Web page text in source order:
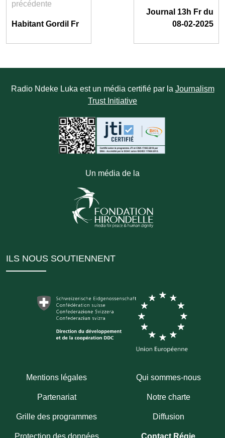
précédente
Habitant Gordil Fr
Journal 13h Fr du
08-02-2025
Radio Ndeke Luka est un média certifié par la Journalism
Trust Initiative
Un média de la
ILS NOUS SOUTIENNENT
Mentions légales Qui sommes-nous
Partenariat Notre charte
Grille des programmes Diffusion
Protection des données Contact Régie